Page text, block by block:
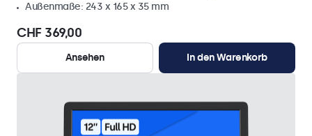
Außenmaße: 243 x 165 x 35 mm
CHF 369,00
Ansehen In den Warenkorb